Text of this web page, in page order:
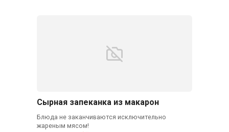
Сырная запеканка из макарон
Блюда не заканчиваются исключительно
жареным мясом!